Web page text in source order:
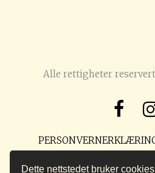
Alle rettigheter
Dette nettstedet bruker